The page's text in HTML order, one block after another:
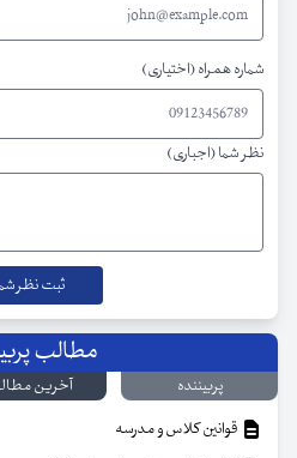
شماره همراه (اختیاری)
نظر شما (اجباری)
مطالب
پربیننده
آخرین
قوانین کلاس و مدرسه